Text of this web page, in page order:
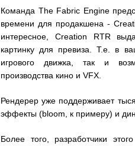
Команда The Fabric Engine
времени для продакшена -
интересное, Creation RTR
картинку для превиза. Т.е. в
игрового движка, так и
производства кино и VFX.
Рендерер уже поддерживает
эффекты (bloom, к примеру) и
Более того, разработчики